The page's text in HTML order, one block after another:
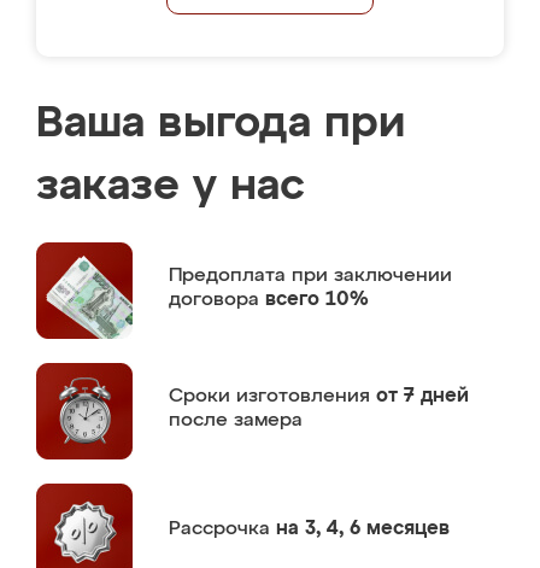
Ваша выгода при
заказе у нас
Предоплата при заключении
договора всего 10%
Сроки изготовления от 7 дней
после замера
Рассрочка на 3, 4, 6 месяцев